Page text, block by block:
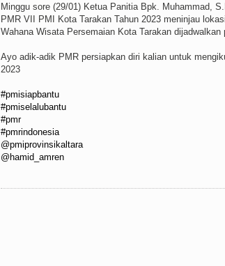
Minggu sore (29/01) Ketua Panitia Bpk. Muhammad,
PMR VII PMI Kota Tarakan Tahun 2023 meninjau
Wahana Wisata Persemaian Kota Tarakan dijadwalkan
Ayo adik-adik PMR persiapkan diri kalian untuk
2023
#pmisiapbantu
#pmiselalubantu
#pmr
#pmrindonesia
@pmiprovinsikaltara
@hamid_amren